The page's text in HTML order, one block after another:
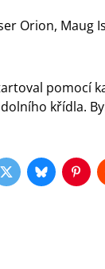
Orion, Maug
pomocí
křídla.
TwitterBluesky